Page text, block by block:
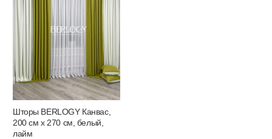
Шторы BERLOGY Канвас,
200 см х 270 см, белый,
лайм